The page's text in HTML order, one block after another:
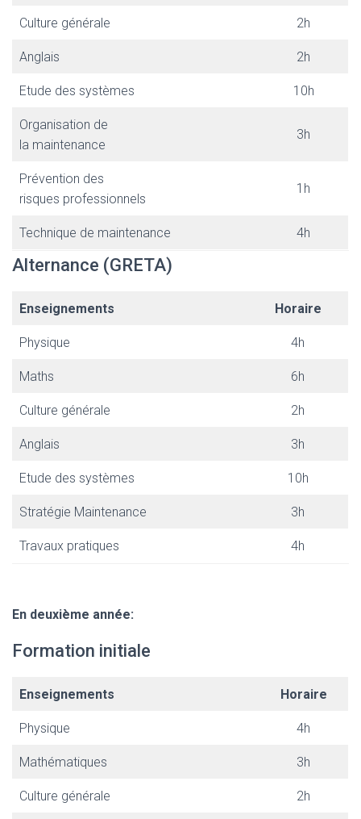
Culture générale 2h
Anglais 2h
Etude des systèmes 10h
Organisation de
la maintenance
3h
Prévention des
risques professionnels
1h
Technique de maintenance 4h
Alternance (GRETA)
Enseignements Horaire
Physique 4h
Maths 6h
Culture générale 2h
Anglais 3h
Etude des systèmes 10h
Stratégie Maintenance 3h
Travaux pratiques 4h
En deuxième année:
Formation initiale
Enseignements Horaire
Physique 4h
Mathématiques 3h
Culture générale 2h